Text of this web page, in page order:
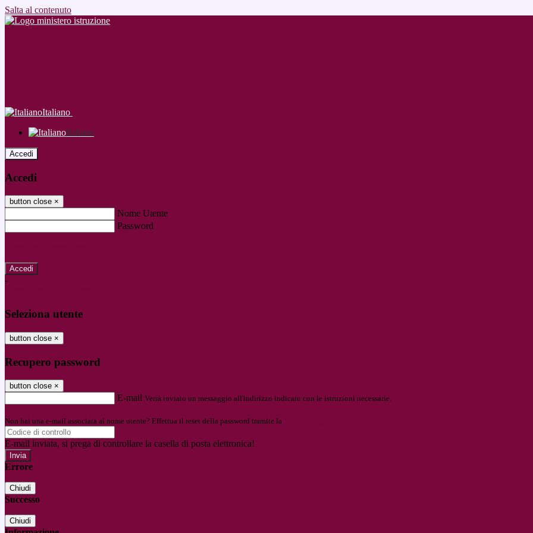
Salta al contenuto
Italiano
Italiano
Accedi
Accedi
button close ×
Nome Utente
Password
-
Seleziona utente
button close ×
Recupero password
button close ×
E-mail Verrà inviato un messaggio all'indirizzo indicato con le istruzioni necessarie.
Non hai una e-mail associata al nome utente? Effettua il reset della password tramite la
E-mail inviata, si prega di controllare la casella di posta elettronica!
Errore
Chiudi
Successo
Chiudi